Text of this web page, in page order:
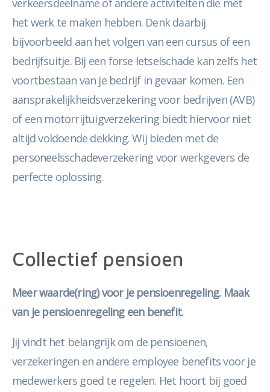
verkeersdeelname of andere activiteiten die met
het werk te maken hebben. Denk daarbij
bijvoorbeeld aan het volgen van een cursus of een
bedrijfsuitje. Bij een forse letselschade kan zelfs het
voortbestaan van je bedrijf in gevaar komen. Een
aansprakelijkheidsverzekering voor bedrijven (AVB)
of een motorrijtuigverzekering biedt hiervoor niet
altijd voldoende dekking. Wij bieden met de
personeelsschadeverzekering voor werkgevers de
perfecte oplossing.
Collectief pensioen
Meer waarde(ring) voor je pensioenregeling. Maak
van je pensioenregeling een benefit.
Jij vindt het belangrijk om de pensioenen,
verzekeringen en andere employee benefits voor je
medewerkers goed te regelen. Het hoort bij goed